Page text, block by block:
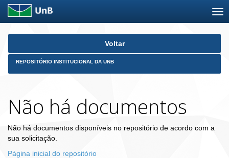
Skip
Voltar
REPOSITÓRIO INSTITUCIONAL DA UNB
Não há documentos
Não há documentos disponíveis no repositório de acordo com a
sua solicitação.
Página inicial do repositório